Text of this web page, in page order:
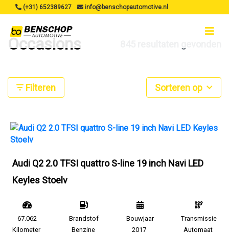
(+31) 652389627 info@benschopautomotive.nl
Occasions
Filteren Sorteren op
Audi Q2 2.0 TFSI quattro S-line 19 inch Navi LED
Keyles Stoelv
67.062
Kilometer
Brandstof
Benzine
Bouwjaar
2017
Transmissie
Automaat